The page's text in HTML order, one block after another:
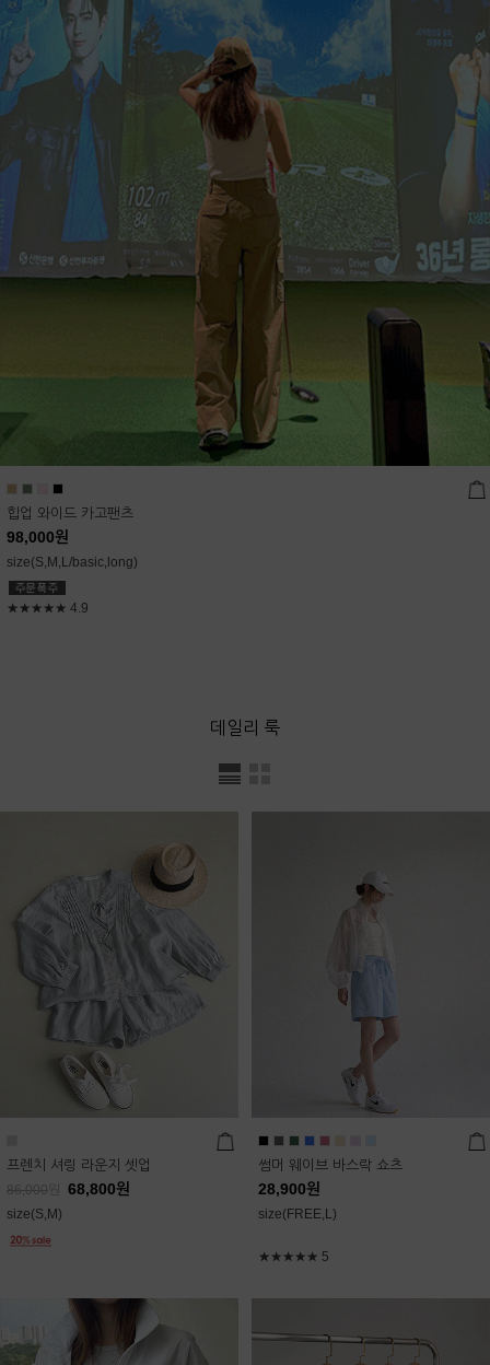
힙업 와이드 카고팬츠
98,000원
size(S,M,L/basic,long)
★★★★★ 4.9
데일리 룩
프렌치 셔링 라운지 셋업
86,000 68,800원
size(S,M)
썸머 웨이브 바스락 쇼츠
28,900원
size(FREE,L)
★★★★★ 5